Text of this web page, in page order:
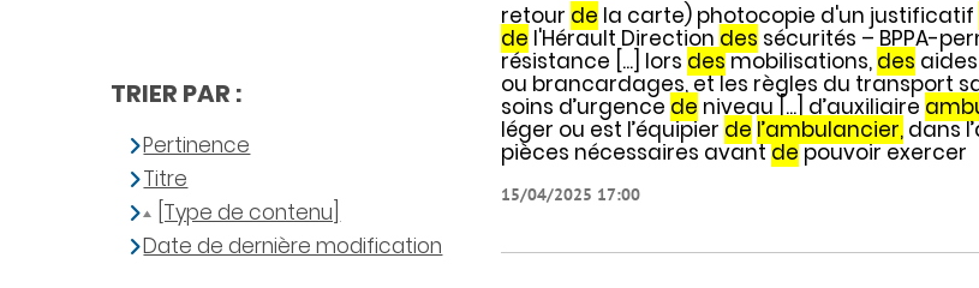
retour de la carte) photocopie d'un justificatif
de l'Hérault Direction des sécurités – BPPA-
résistance [...] lors desmobilisations, des
ou brancardages, et les règles du transport
soins d’urgence de niveau [...] d’auxiliaire
léger ou est l’équipier de l’ambulancier,dans
pièces nécessaires avantdepouvoir exercer
15/04/2025 17:00
TRIER PAR :
Pertinence
Titre
[Type de contenu]
Date de dernière modification